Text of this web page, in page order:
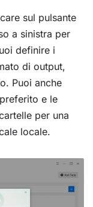
sul pulsante
a sinistra per
definire i
di output,
Puoi anche
e le
per una
locale.